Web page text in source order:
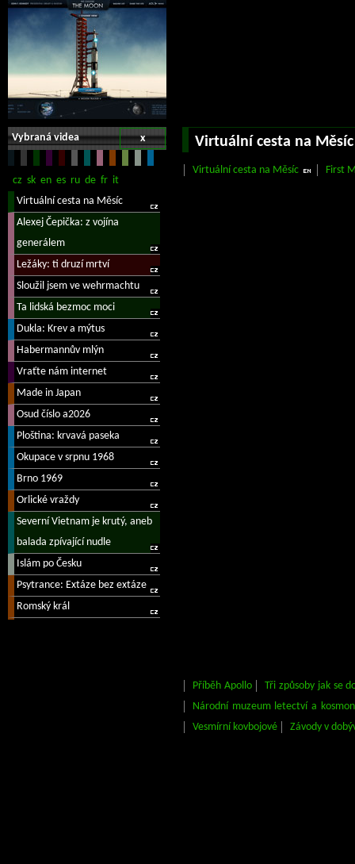
x
Vybraná videa Virtuální cesta na Měsíc
Virtuální cesta na Měsíc First
Příběh Apollo
Tři způsoby jak se
Národní muzeum letectví a
Vesmírní kovbojové
Závody v